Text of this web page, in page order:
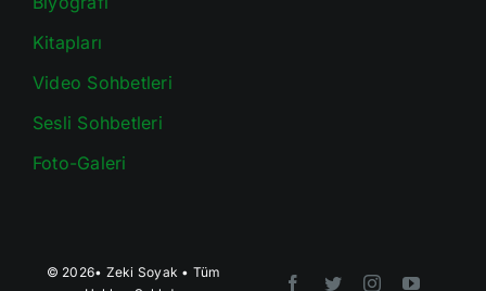
Kitapları
Video Sohbetleri
Sesli Sohbetleri
Foto-Galeri
© 2026• Zeki Soyak • Tüm